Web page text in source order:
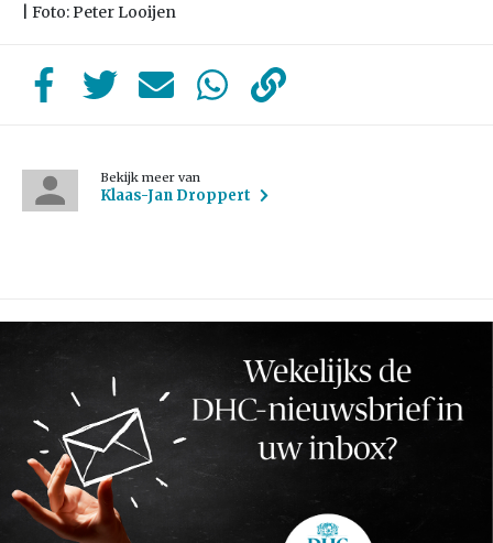
| Foto: Peter Looijen
Bekijk meer van
Klaas-Jan Droppert